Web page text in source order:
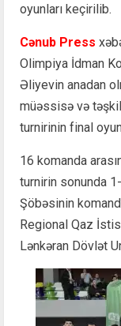
oyunları keçirilib.
Cənub Press
Olimpiya İdman
Əliyevin anadan
müəssisə və
turnirinin final
16 komanda
turnirin sonunda
Şöbəsinin
Regional Qaz
Lənkəran Dövlət